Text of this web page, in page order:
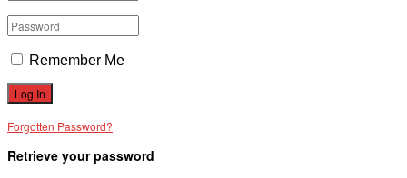
Remember Me
Forgotten Password?
Retrieve your password